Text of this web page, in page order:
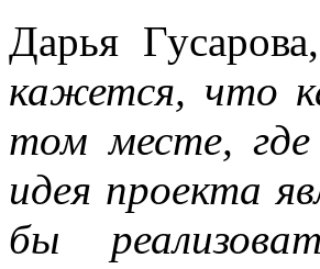
Дарья
кажется, что
том месте,
идея проекта
бы